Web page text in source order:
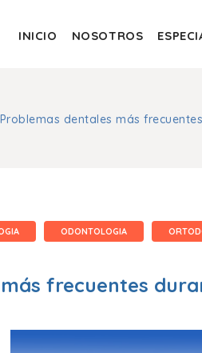
INICIO NOSOTROS
Problemas dentales más
ODONTOLOGIA
frecuentes